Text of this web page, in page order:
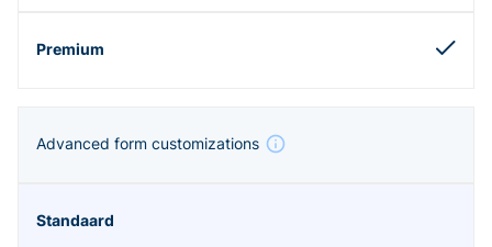
Advanced form customizations